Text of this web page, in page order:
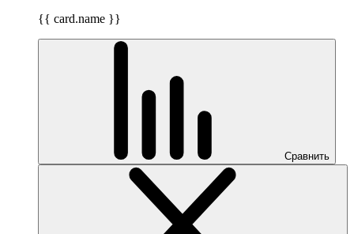
{{ card.name }}
Сравнить